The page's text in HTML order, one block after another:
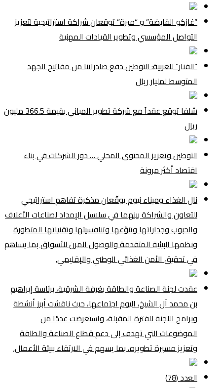
“غازكو القابضة” و “مبرة” توقعان شراكة استراتيجية لتعزيز
التواصل المؤسسي وتطوير القيادات المهنية
“الفنار” للعربية: التوطين دفع صادراتنا من مفاتيح الجهد
المتوسط لمليار ريال
شلفا توقع عقداً مع شركة تطوير المباني بقيمة 366.5 مليون
ريال
التوطين وتعزيز المحتوى المحلي … دور الشركات في بناء
اقتصاد أكثر مرونة
نال الغذاء وميناء نيوم يوقّعان مذكرة تفاهم استراتيجي
للتعاون والشراكة بينهما في سلاسل الإمداد لصناعات الأعلاف
والحبوب وجداراتها وتنوّعها وتنافسيتها وتقنياتها المتطورة
ونظمها البيئية المتقدمة والوصول المرن للأسواق بما يساهم
في تحقيق الأمن الغذائي الوطني والإقليمي.
عقدت لجنة الصناعة والطاقة بغرفة الشرقية، برئاسة إبراهيم
بن محمد آل الشيخ، اليوم اجتماعها، حيث ناقشت أبرز أنشطة
وبرامج اللجنة للفترة المقبلة، واستعرضت عددًا من
الموضوعات التي تهدف إلى دعم قطاع الصناعة والطاقة
وتعزيز مسيرة تطويره، بما يسهم في الارتقاء ببيئة الأعمال.
العدد (78)